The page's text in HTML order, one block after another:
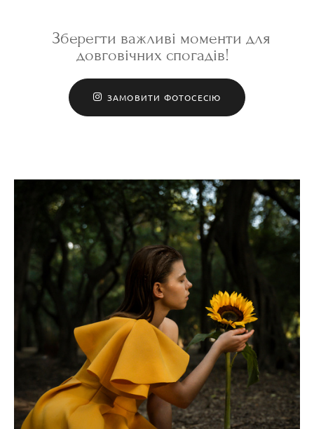
Зберегти важливі моменти для
довговічних спогадів!
ЗАМОВИТИ ФОТОСЕСІЮ